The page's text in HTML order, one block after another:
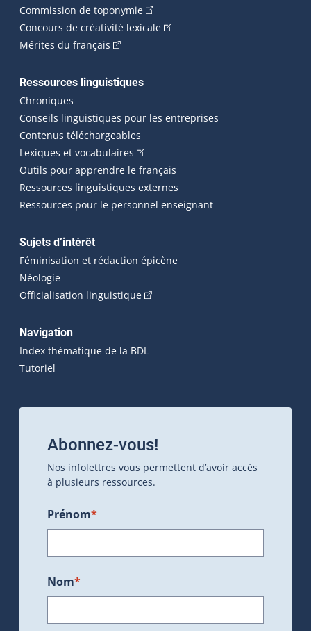
Commission de toponymie(Cet hyperlien externe s'ouvrira
Concours de créativité lexicale(Cet hyperlien externe
Mérites du français (Cet hyperlien externe s'ouvrira dans une
Ressources linguistiques
Chroniques
Conseils linguistiques pour les entreprises
Contenus téléchargeables
Lexiques et vocabulaires (Cet hyperlien externe s'ouvrira
Outils pour apprendre le français
Ressources linguistiques externes
Ressources pour le personnel enseignant
Sujets d’intérêt
Féminisation et rédaction épicène
Néologie
Officialisation linguistique(Cet hyperlien externe s'ouvrira
Navigation
Index thématique de la BDL
Tutoriel
Abonnez-vous!
Nos infolettres vous permettent d’avoir accès
à plusieurs ressources.
Prénom*
Nom*